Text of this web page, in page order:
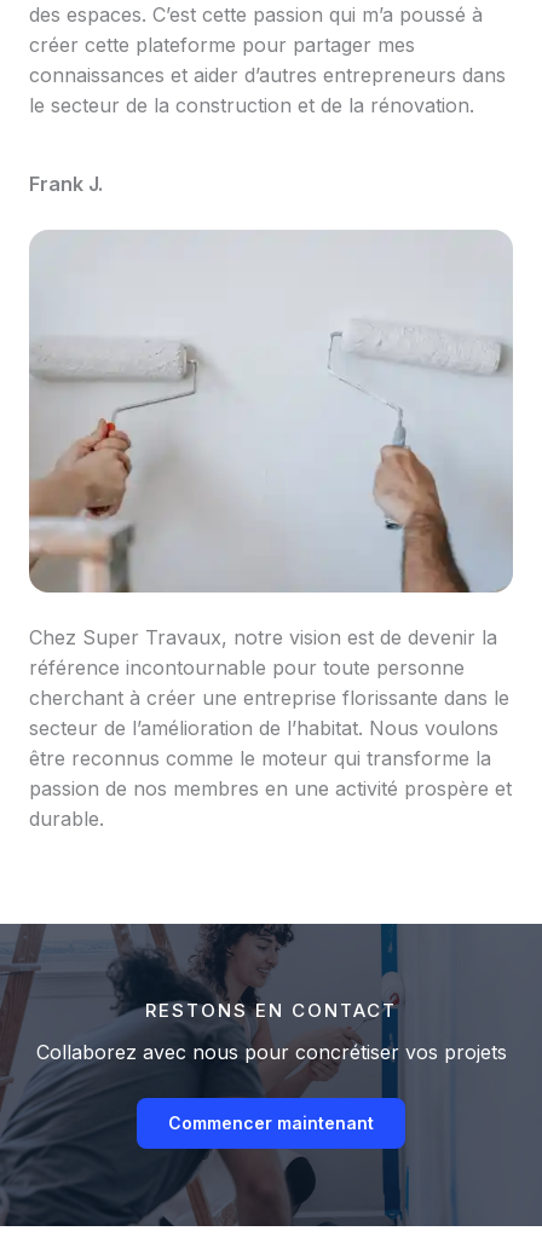
des espaces. C’est cette passion qui m’a poussé à
créer cette plateforme pour partager mes
connaissances et aider d’autres entrepreneurs dans
le secteur de la construction et de la rénovation.
Frank J.
Chez Super Travaux, notre vision est de devenir la
référence incontournable pour toute personne
cherchant à créer une entreprise florissante dans le
secteur de l’amélioration de l’habitat. Nous voulons
être reconnus comme le moteur qui transforme la
passion de nos membres en une activité prospère et
durable.
RESTONS EN CONTACT
Collaborez avec nous pour concrétiser vos projets
Commencer maintenant